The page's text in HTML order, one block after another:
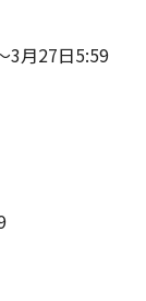
3月27日5:59